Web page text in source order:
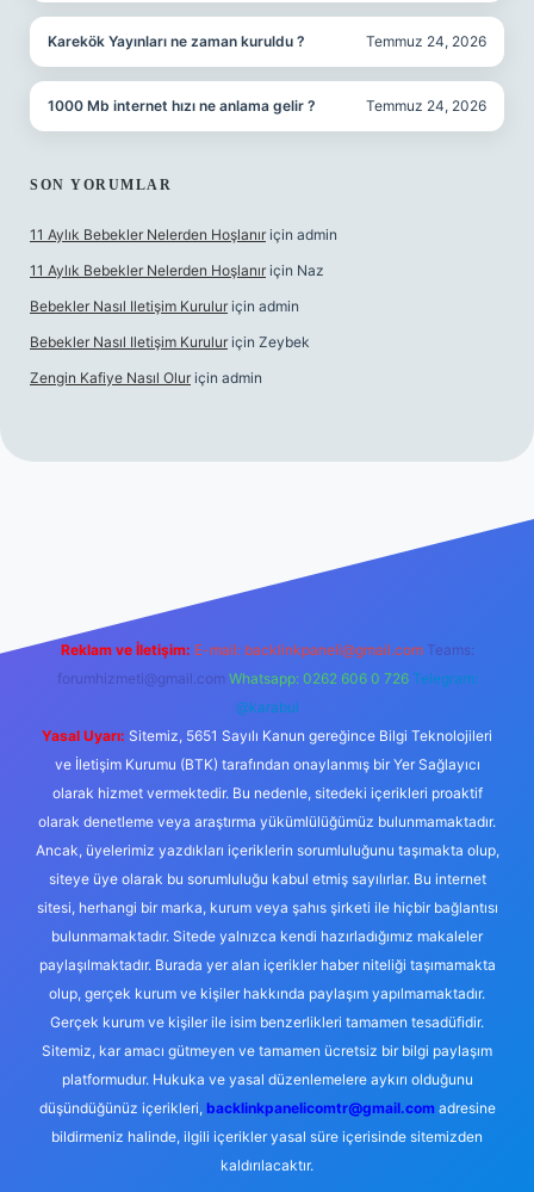
Karekök Yayınları ne zaman kuruldu ? Temmuz 24, 2026
1000 Mb internet hızı ne anlama gelir ? Temmuz 24, 2026
SON YORUMLAR
11 Aylık Bebekler Nelerden Hoşlanır için admin
11 Aylık Bebekler Nelerden Hoşlanır için Naz
Bebekler Nasıl Iletişim Kurulur için admin
Bebekler Nasıl Iletişim Kurulur için Zeybek
Zengin Kafiye Nasıl Olur için admin
betexper
Reklam ve İletişim: E-mail: backlinkpaneli@gmail.com Teams:
forumhizmeti@gmail.com Whatsapp: 0262 606 0 726 Telegram:
@karabul
Yasal Uyarı: Sitemiz, 5651 Sayılı Kanun gereğince Bilgi Teknolojileri
ve İletişim Kurumu (BTK) tarafından onaylanmış bir Yer Sağlayıcı
olarak hizmet vermektedir. Bu nedenle, sitedeki içerikleri proaktif
olarak denetleme veya araştırma yükümlülüğümüz bulunmamaktadır.
Ancak, üyelerimiz yazdıkları içeriklerin sorumluluğunu taşımakta olup,
siteye üye olarak bu sorumluluğu kabul etmiş sayılırlar. Bu internet
sitesi, herhangi bir marka, kurum veya şahıs şirketi ile hiçbir bağlantısı
bulunmamaktadır. Sitede yalnızca kendi hazırladığımız makaleler
paylaşılmaktadır. Burada yer alan içerikler haber niteliği taşımamakta
olup, gerçek kurum ve kişiler hakkında paylaşım yapılmamaktadır.
Gerçek kurum ve kişiler ile isim benzerlikleri tamamen tesadüfidir.
Sitemiz, kar amacı gütmeyen ve tamamen ücretsiz bir bilgi paylaşım
platformudur. Hukuka ve yasal düzenlemelere aykırı olduğunu
düşündüğünüz içerikleri, backlinkpanelicomtr@gmail.comadresine
bildirmeniz halinde, ilgili içerikler yasal süre içerisinde sitemizden
kaldırılacaktır.